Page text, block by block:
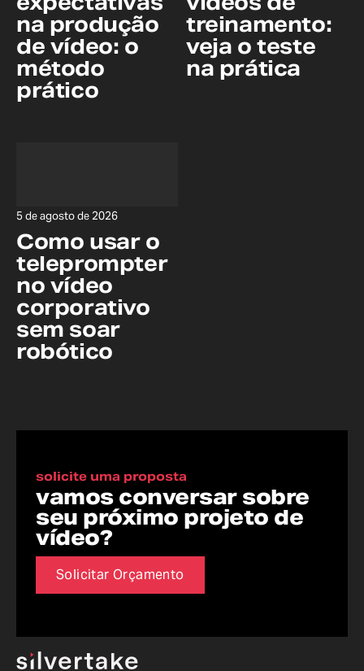
na produção
de vídeo: o
método
prático
treinamento:
veja o teste
na prática
Como usar o
teleprompter
no vídeo
corporativo
sem soar
robótico
5 de agosto de 2026
solicite uma proposta
vamos conversar sobre
seu próximo projeto de
vídeo?
Solicitar Orçamento